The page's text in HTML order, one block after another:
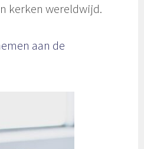
kerken wereldwijd.
aan de